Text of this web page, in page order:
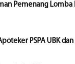
Pemenang Lomba
PSPA UBK dan